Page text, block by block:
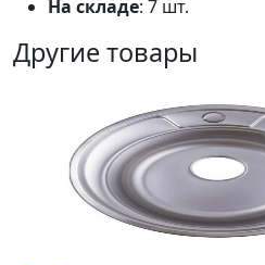
На складе: 7 шт.
Другие товары